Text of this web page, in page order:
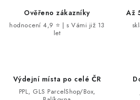
Ověřeno zákazníky
hodnocení 4,9 ⭐ | s Vámi již 13
let
Až
Výdejní místa po celé ČR
PPL, GLS ParcelShop/Box,